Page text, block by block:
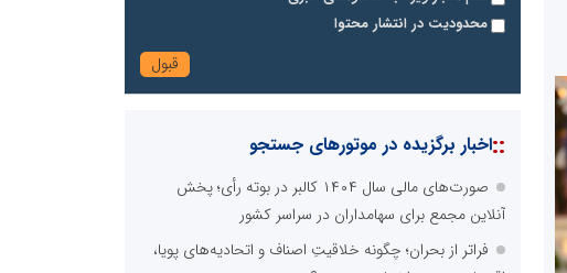
محدودیت در انتشار محتوا
::اخبار برگزیده در موتورهای جستجو
صورت‌های مالی سال ۱۴۰۴ کالبر در بوته رأی؛ پخش
آنلاین مجمع برای سهامداران در سراسر کشور
فراتر از بحران؛ چگونه خلاقیتِ اصناف و اتحادیه‌های پویا،